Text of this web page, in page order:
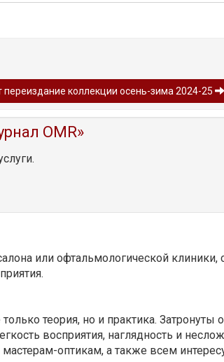
переиздание коллекции осень-зима 2024-25
OMR»
или офтальмологической клиники,
теория, но и практика. Затронуты
восприятия, наглядность и
оптикам, а также всем